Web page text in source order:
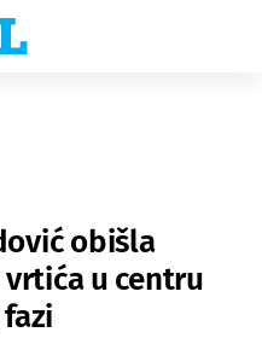
obišla
u centru